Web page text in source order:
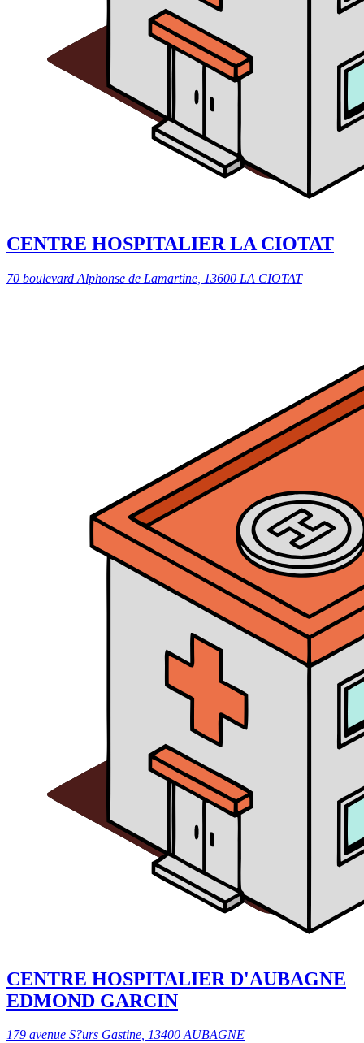
CENTRE HOSPITALIER LA CIOTAT
70 boulevard Alphonse de Lamartine, 13600 LA CIOTAT
CENTRE HOSPITALIER D'AUBAGNE
EDMOND GARCIN
179 avenue S?urs Gastine, 13400 AUBAGNE